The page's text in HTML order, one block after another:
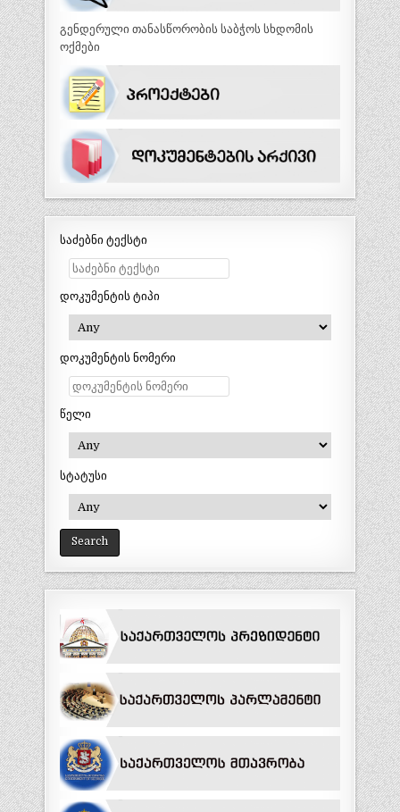
გენდერული თანასწორობის საბჭოს სხდომის
ოქმები
საძებნი ტექსტი
დოკუმენტის ტიპი
დოკუმენტის ნომერი
წელი
სტატუსი